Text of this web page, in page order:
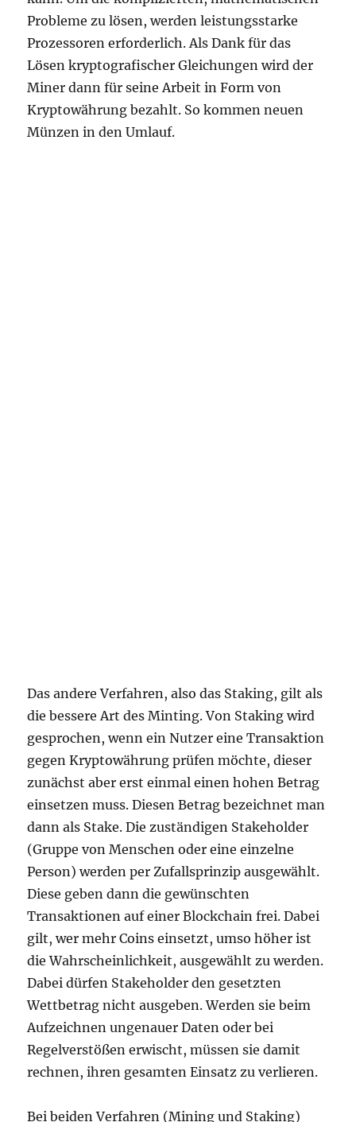
Probleme zu lösen, werden leistungsstarke
Prozessoren erforderlich. Als Dank für das
Lösen kryptografischer Gleichungen wird der
Miner dann für seine Arbeit in Form von
Kryptowährung bezahlt. So kommen neuen
Münzen in den Umlauf.
Das andere Verfahren, also das Staking, gilt als
die bessere Art des Minting. Von Staking wird
gesprochen, wenn ein Nutzer eine Transaktion
gegen Kryptowährung prüfen möchte, dieser
zunächst aber erst einmal einen hohen Betrag
einsetzen muss. Diesen Betrag bezeichnet man
dann als Stake. Die zuständigen Stakeholder
(Gruppe von Menschen oder eine einzelne
Person) werden per Zufallsprinzip ausgewählt.
Diese geben dann die gewünschten
Transaktionen auf einer Blockchain frei. Dabei
gilt, wer mehr Coins einsetzt, umso höher ist
die Wahrscheinlichkeit, ausgewählt zu werden.
Dabei dürfen Stakeholder den gesetzten
Wettbetrag nicht ausgeben. Werden sie beim
Aufzeichnen ungenauer Daten oder bei
Regelverstößen erwischt, müssen sie damit
rechnen, ihren gesamten Einsatz zu verlieren.
Bei beiden Verfahren (Mining und Staking)